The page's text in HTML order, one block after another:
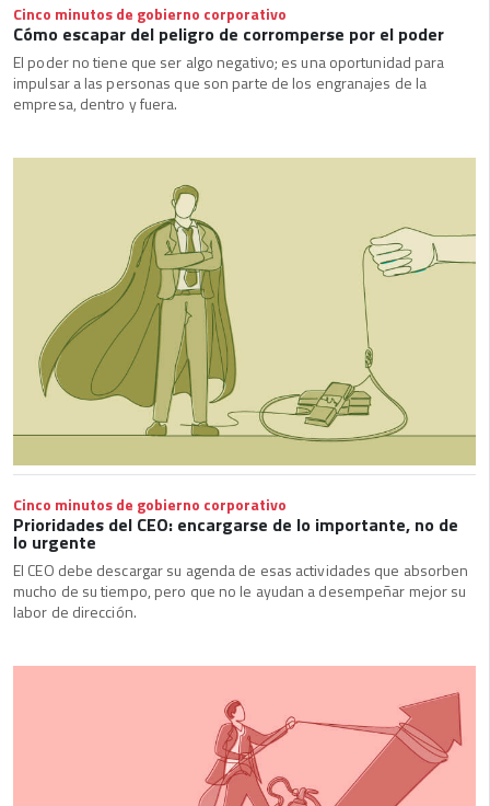
Cinco minutos de gobierno corporativo
Cómo escapar del peligro de corromperse por el poder
El poder no tiene que ser algo negativo; es una oportunidad para
impulsar a las personas que son parte de los engranajes de la
empresa, dentro y fuera.
Cinco minutos de gobierno corporativo
Prioridades del CEO: encargarse de lo importante, no de
lo urgente
El CEO debe descargar su agenda de esas actividades que absorben
mucho de su tiempo, pero que no le ayudan a desempeñar mejor su
labor de dirección.